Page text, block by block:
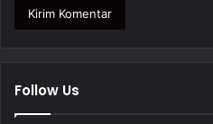
Follow Us